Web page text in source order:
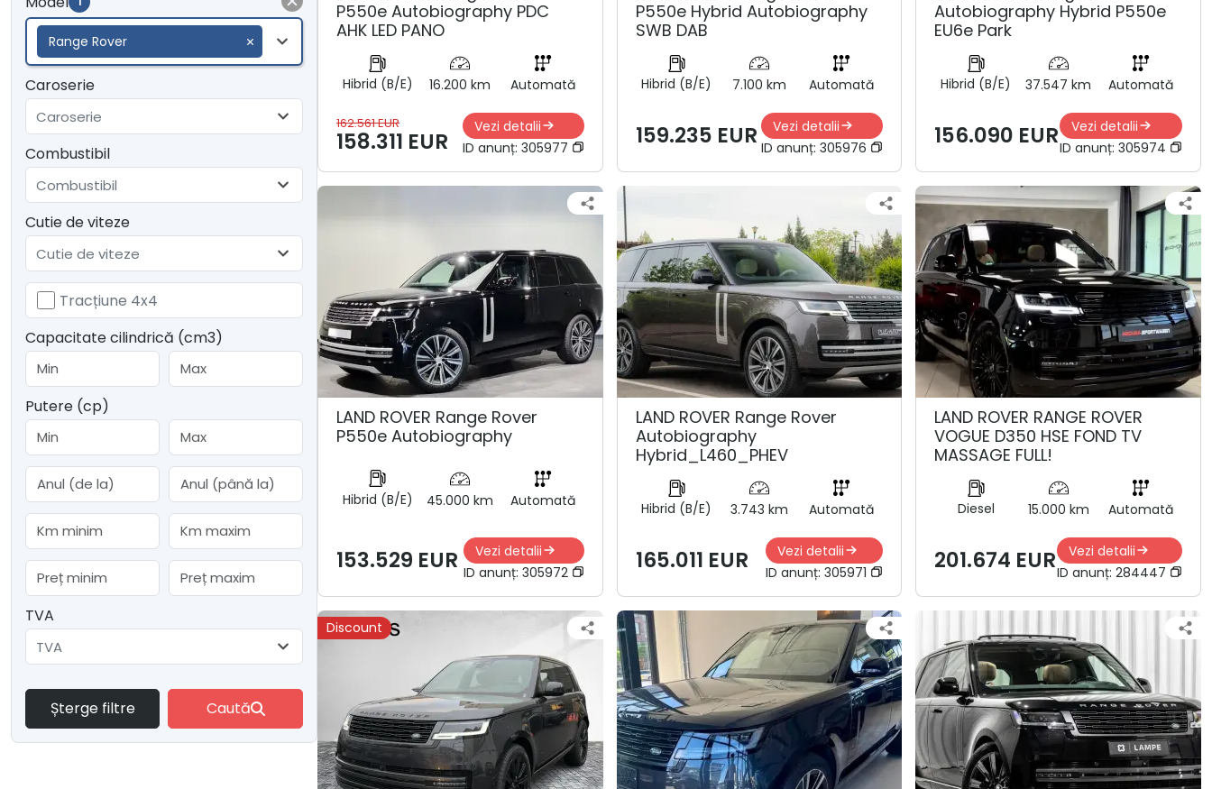
Range Rover
Caroserie
Caroserie
Combustibil
Combustibil
Cutie de viteze
Cutie de viteze
Tracțiune 4x4
Capacitate cilindrică (cm3)
Putere (cp)
TVA
TVA
Șterge filtre Caută
P550e Autobiography PDC
AHK LED PANO
Hibrid (B/E) 16.200 km Automată
162.561 EUR
158.311 EUR
Vezi detalii
ID anunț: 305977
P550e Hybrid Autobiography
SWB DAB
Hibrid (B/E) 7.100 km Automată
159.235 EUR
Vezi detalii
ID anunț:305976
Autobiography Hybrid P550e
EU6e Park
Hibrid (B/E) 37.547 km Automată
156.090 EUR
Vezi detalii
ID anunț: 305974
LAND ROVER Range Rover
P550e Autobiography
Hibrid (B/E) 45.000 km Automată
153.529 EUR
Vezi detalii
ID anunț: 305972
LAND ROVER Range Rover
Autobiography
Hybrid_L460_PHEV
Hibrid (B/E) 3.743 km Automată
165.011 EUR
Vezi detalii
ID anunț:305971
LAND ROVER RANGE ROVER
VOGUE D350 HSE FOND TV
MASSAGE FULL!
Diesel 15.000 km Automată
201.674 EUR
Vezi detalii
ID anunț: 284447
Discount